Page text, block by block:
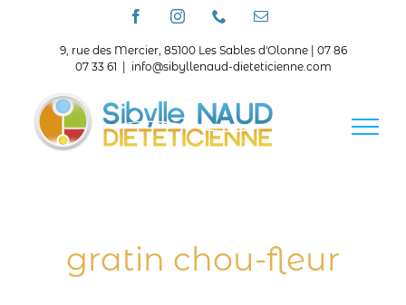
FacebookInstagramTéléphoneEmail
9, rue des Mercier, 85100 Les Sables d'Olonne | 07 86
07 33 61
info@sibyllenaud-dieteticienne.com
gratin chou-fleur